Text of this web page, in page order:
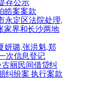
皓案案款
永定区法院处理,
家界和长沙两地
妍璐,张洪魁,郑
次信息登记
古丽民间借贷纠
纠纷案 执行案款